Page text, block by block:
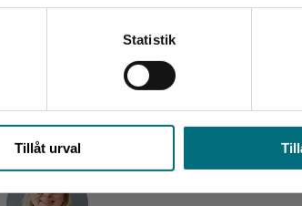
Statistik
Tillåt urval